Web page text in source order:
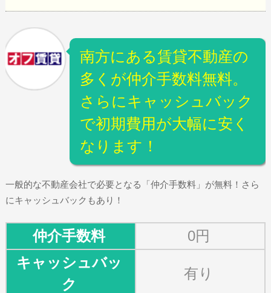
南方にある賃貸不動産の
多くが仲介手数料無料。
さらにキャッシュバック
で初期費用が大幅に安く
なります！
一般的な不動産会社で必要となる「仲介手数料」が無料！さら
にキャッシュバックもあり！
仲介手数料
0円
キャッシュバッ
ク
有り